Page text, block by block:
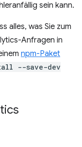
sein kann.
alles, was Sie zum
Anfragen in
npm-Paket
--save-dev